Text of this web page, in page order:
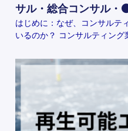
サル・総合コンサル・
はじめに：なぜ、コンサルテ
いるのか？ コンサルティン